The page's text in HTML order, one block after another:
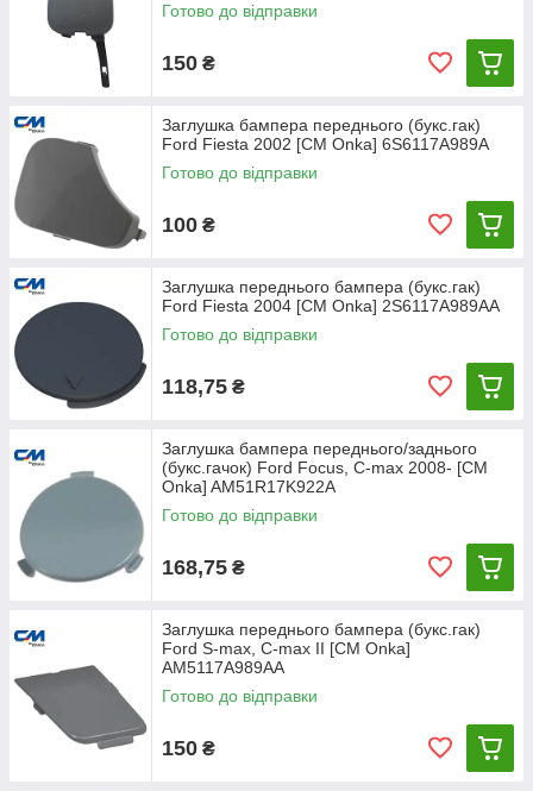
Готово до відправки
150 ₴
Заглушка бампера переднього (букс.гак)
Ford Fiesta 2002 [СМ Onka] 6S6117A989A
Готово до відправки
100 ₴
Заглушка переднього бампера (букс.гак)
Ford Fiesta 2004 [СМ Onka] 2S6117A989AA
Готово до відправки
118,75 ₴
Заглушка бампера переднього/заднього
(букс.гачок) Ford Focus, C-max 2008- [CM
Onka] AM51R17K922A
Готово до відправки
168,75 ₴
Заглушка переднього бампера (букс.гак)
Ford S-max, C-max II [CM Onka]
AM5117A989AA
Готово до відправки
150 ₴